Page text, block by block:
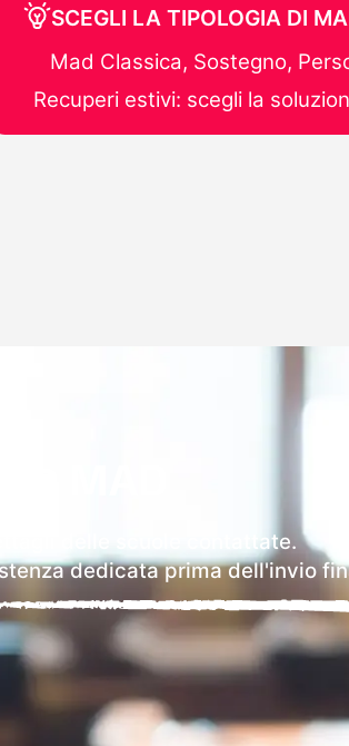
SCEGLI LA TIPOLOGIA DI
Mad Classica, Sostegno,
Recuperi estivi: scegli la
MAD
delle scuole contattate.
dedicata prima dell'invio